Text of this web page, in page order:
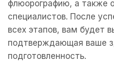
флюорографию, а также
специалистов. После
всех этапов, вам будет
подтверждающая ваше
подготовленность.